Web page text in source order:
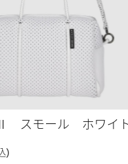
スモール ホワイ
)